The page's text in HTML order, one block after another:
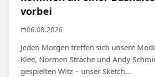
vorbei
06.08.2026
Jeden Morgen treffen sich unsere
Klee, Normen Sträche und Andy
gespielten Witz – unser Sketch...